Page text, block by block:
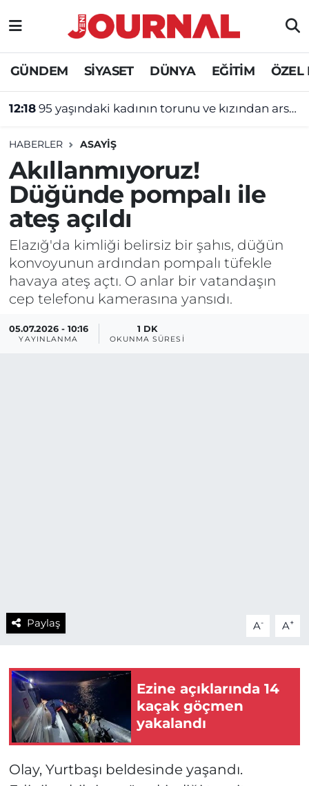
GÜNDEM SİYASET DÜNYA EĞİTİM ÖZEL
12:18 95 yaşındaki kadının torunu ve kızından arsa tuzağı!
HABERLER ASAYİŞ
Akıllanmıyoruz!
Düğünde pompalı ile
ateş açıldı
Elazığ'da kimliği belirsiz bir şahıs, düğün
konvoyunun ardından pompalı tüfekle
havaya ateş açtı. O anlar bir vatandaşın
cep telefonu kamerasına yansıdı.
05.07.2026 - 10:16
YAYINLANMA
1 DK
OKUNMA SÜRESI
Paylaş A- A+
Ezine açıklarında 14
kaçak göçmen
yakalandı
Olay, Yurtbaşı beldesinde yaşandı.
GÜNDEM
SİYASET
DÜNYA
EĞİTİM
ÖZEL HABER
Nöbetçi Eczaneler
Hava Durumu
Süper Lig Puan Durumu ve Fikstür
Tüm Manşetler
Son Dakika Haberleri
Haber Arşivi